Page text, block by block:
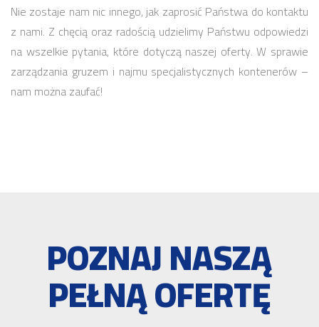
Nie zostaje nam nic innego, jak zaprosić Państwa do kontaktu
z nami. Z chęcią oraz radością udzielimy Państwu odpowiedzi
na wszelkie pytania, które dotyczą naszej oferty. W sprawie
zarządzania gruzem i najmu specjalistycznych kontenerów –
nam można zaufać!
POZNAJ NASZĄ
PEŁNĄ OFERTĘ